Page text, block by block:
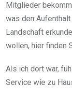
Mitglieder
was den
Landschaft
wollen, hier finden
Als ich dort war,
Service wie zu